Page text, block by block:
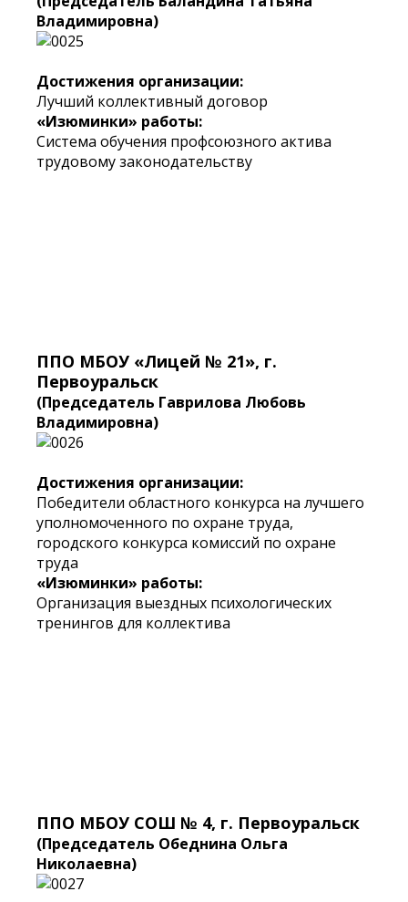
Владимировна)
Достижения организации:
Лучший коллективный договор
«Изюминки» работы:
Система обучения профсоюзного актива
трудовому законодательству
ППО МБОУ «Лицей № 21», г.
Первоуральск
(Председатель Гаврилова Любовь
Владимировна)
Достижения организации:
Победители областного конкурса на лучшего
уполномоченного по охране труда,
городского конкурса комиссий по охране
труда
«Изюминки» работы:
Организация выездных психологических
тренингов для коллектива
ППО МБОУ СОШ № 4, г. Первоуральск
(Председатель Обеднина Ольга
Николаевна)